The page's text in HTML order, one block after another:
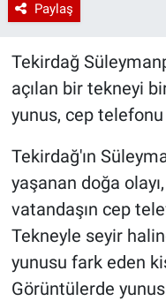
Paylaş
Tekirdağ
açılan bir tekneyi
yunus, cep
Tekirdağ'ın
yaşanan doğa
vatandaşın cep
Tekneyle seyir
yunusu fark eden
Görüntülerde